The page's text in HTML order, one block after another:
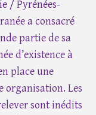
/ Pyrénées-
a consacré
partie de sa
d’existence à
place une
organisation. Les
sont inédits